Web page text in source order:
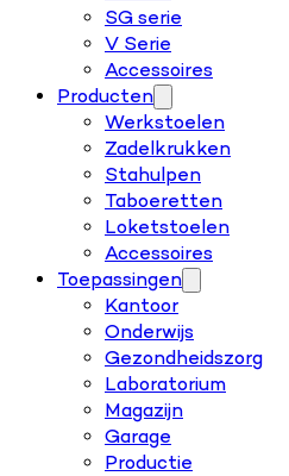
SG serie
V Serie
Accessoires
Producten
Werkstoelen
Zadelkrukken
Stahulpen
Taboeretten
Loketstoelen
Accessoires
Toepassingen
Kantoor
Onderwijs
Gezondheidszorg
Laboratorium
Magazijn
Garage
Productie